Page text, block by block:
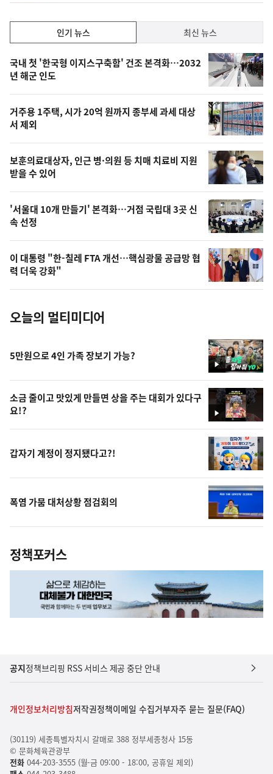
하
락
기,
최
신,
오
늘
의
영
상
오
늘
의
사
진
인기 뉴스 최신 뉴스
기
뉴
스
국내 첫 '한국형 이지스구축함' 건조 본격화…2032
년 해군 인도
거주용 1주택, 시가 20억 원까지 종부세 과세 대상
서 제외
보훈의료대상자, 인근 병·의원 등 치매 치료비 지원
받을 수 있어
'서울대 10개 만들기' 본격화…거점 국립대 3곳 신
속 선정
이 대통령 "한-칠레 FTA 개선…핵심광물 공급망 협
력 더욱 강화"
오늘의 멀티미디어
영
상
5만원으로 4인 가족 장보기 가능?
영
상
소금 줄이고 맛있게 만들면 상을 주는 대회가 있다구
요!?
갑자기 계정이 정지됐다고?!
폭염 가뭄 대처상황 점검회의
정책포커스
공지정책브리핑 RSS 서비스 제공 중단 안내
개인정보처리방침저작권정책이메일 수집거부자주 묻는 질문(FAQ)
(30119) 세종특별자치시 갈매로 388 정부세종청사 15동
© 문화체육관광부
전화044-203-3555 (월-금 09:00 - 18:00, 공휴일 제외)